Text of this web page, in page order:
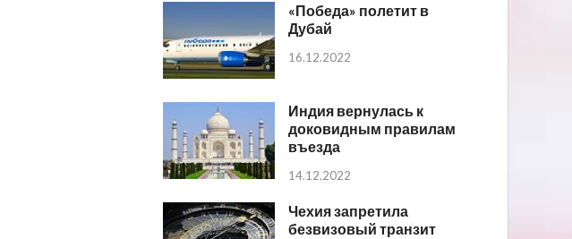
«Победа» полетит в
Дубай
16.12.2022
Индия вернулась к
доковидным правилам
въезда
14.12.2022
Чехия запретила
безвизовый транзит